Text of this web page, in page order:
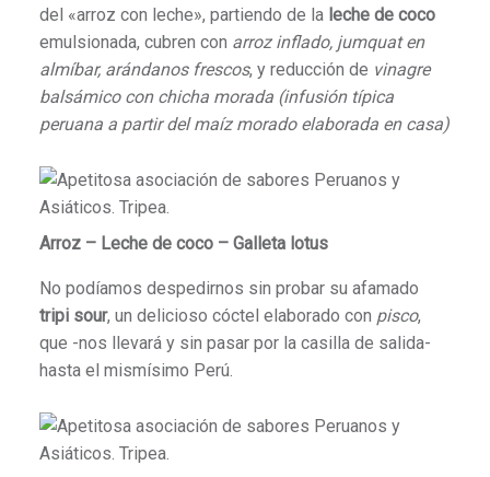
del «arroz con leche», partiendo de la leche de coco
emulsionada, cubren con arroz inflado, jumquat en
almíbar, arándanos frescos, y reducción de vinagre
balsámico con chicha morada (infusión típica
peruana a partir del maíz morado elaborada en casa)
Arroz – Leche de coco – Galleta lotus
No podíamos despedirnos sin probar su afamado
tripi sour, un delicioso cóctel elaborado con pisco,
que -nos llevará y sin pasar por la casilla de salida-
hasta el mismísimo Perú.